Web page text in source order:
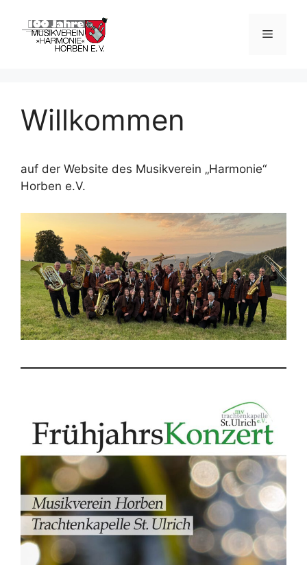
Inhalt
springen
Menü
Willkommen
auf der Website des Musikverein „Harmonie“
Horben e.V.